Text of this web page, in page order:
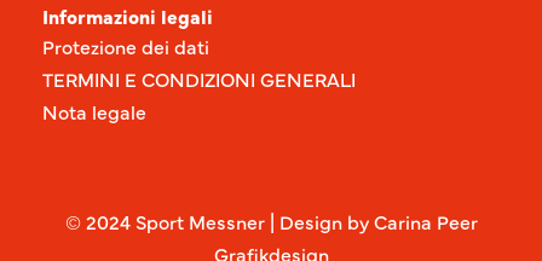
Informazioni legali
Protezione dei dati
TERMINI E CONDIZIONI GENERALI
Nota legale
© 2024 Sport Messner | Design by Carina Peer
Grafikdesign